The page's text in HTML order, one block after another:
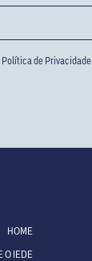
Política de Privacidade
HOME
O IEDE